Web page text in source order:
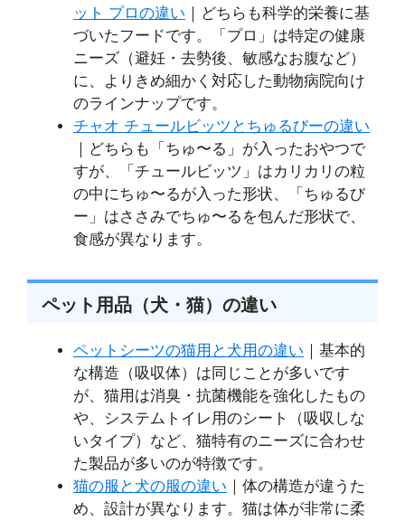
ット プロの違い ｜どちらも科学的栄養に基
づいたフードです。「プロ」は特定の健康
ニーズ（避妊・去勢後、敏感なお腹など）
に、よりきめ細かく対応した動物病院向け
のラインナップです。
チャオ チュールビッツとちゅるびーの違い
｜どちらも「ちゅ〜る」が入ったおやつで
すが、「チュールビッツ」はカリカリの粒
の中にちゅ〜るが入った形状、「ちゅるび
ー」はささみでちゅ〜るを包んだ形状で、
食感が異なります。
ペット用品（犬・猫）の違い
ペットシーツの猫用と犬用の違い ｜基本的
な構造（吸収体）は同じことが多いです
が、猫用は消臭・抗菌機能を強化したもの
や、システムトイレ用のシート（吸収しな
いタイプ）など、猫特有のニーズに合わせ
た製品が多いのが特徴です。
猫の服と犬の服の違い ｜体の構造が違うた
め、設計が異なります。猫は体が非常に柔